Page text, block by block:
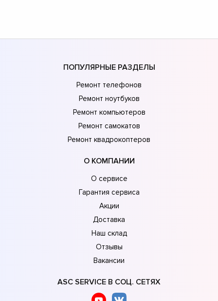
ПОПУЛЯРНЫЕ РАЗДЕЛЫ
Ремонт телефонов
Ремонт ноутбуков
Ремонт компьютеров
Ремонт самокатов
Ремонт квадрокоптеров
О КОМПАНИИ
О сервисе
Гарантия сервиса
Акции
Доставка
Наш склад
Отзывы
Вакансии
ASC SERVICE В СОЦ. СЕТЯХ